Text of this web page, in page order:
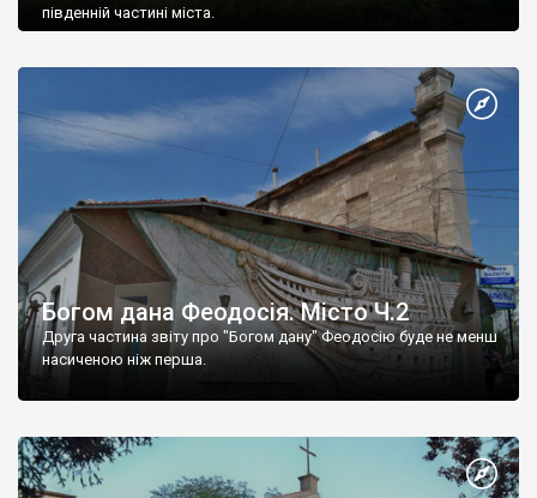
південній частині міста.
Богом дана Феодосія. Місто Ч.2
Друга частина звіту про "Богом дану" Феодосію буде не менш
насиченою ніж перша.